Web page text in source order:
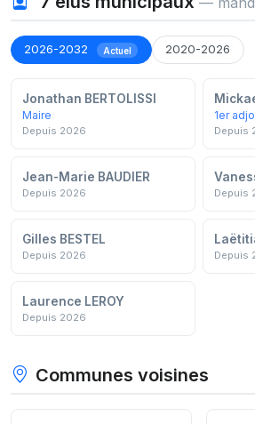
2026-2032 Actuel 2020-2026
Jonathan BERTOLISSI
Maire
Depuis 2026
1er
Depuis
Jean-Marie BAUDIER
Depuis 2026 Depuis
Gilles BESTEL
Depuis 2026 Depuis
Laurence LEROY
Depuis 2026
Communes voisines